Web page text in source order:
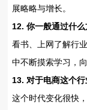
展略略与增长。
12. 你一般通过什
看书、上网了解行
中不断摸索学习，
13. 对于电商这个
这个时代变化很快